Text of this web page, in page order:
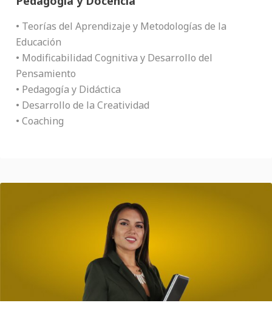
• Teorías del Aprendizaje y Metodologías de la
Educación
• Modificabilidad Cognitiva y Desarrollo del
Pensamiento
• Pedagogía y Didáctica
• Desarrollo de la Creatividad
• Coaching